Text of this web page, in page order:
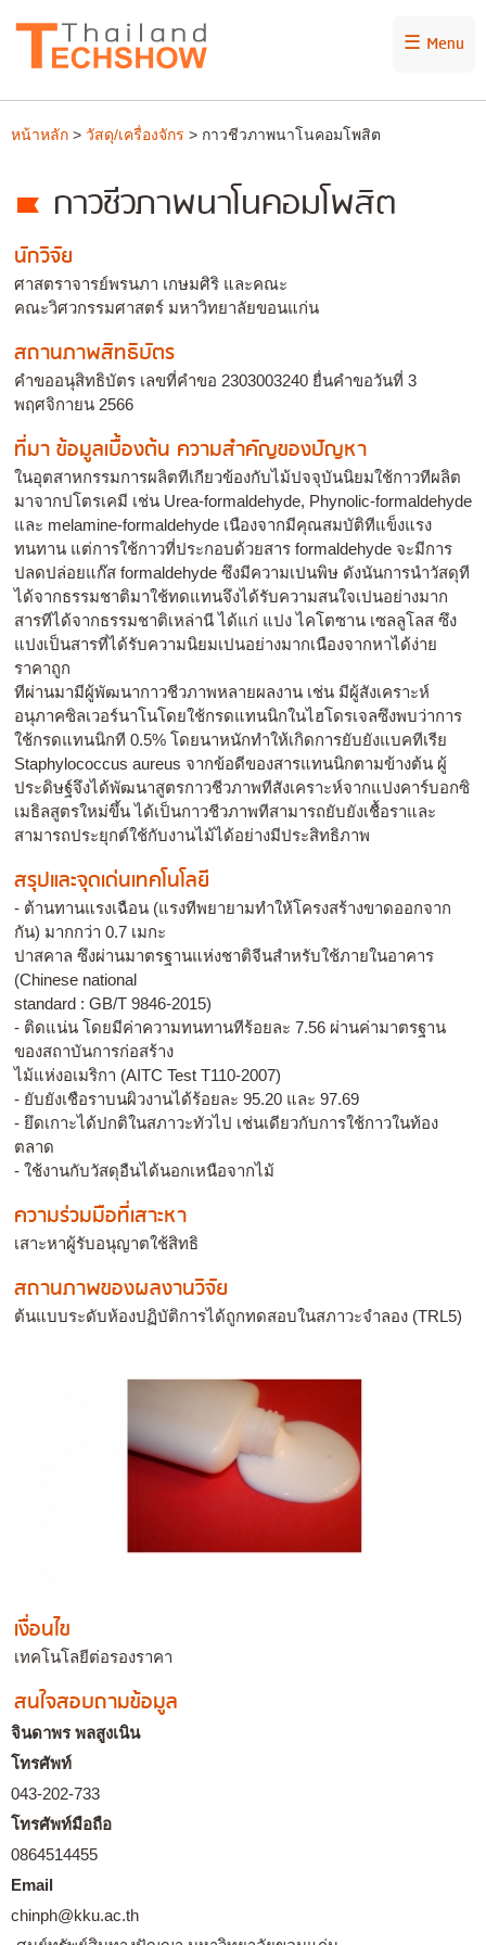
☰ Menu
หน้าหลัก > วัสดุ/เครื่องจักร > กาวชีวภาพนาโนคอมโพสิต
กาวชีวภาพนาโนคอมโพสิต
นักวิจัย
ศาสตราจารย์พรนภา เกษมศิริ และคณะ
คณะวิศวกรรมศาสตร์ มหาวิทยาลัยขอนแก่น
สถานภาพสิทธิบัตร
คำขออนุสิทธิบัตร เลขที่คำขอ 2303003240 ยื่นคำขอวันที่ 3
พฤศจิกายน 2566
ที่มา ข้อมูลเบื้องต้น ความสำคัญของปัญหา
ในอุตสาหกรรมการผลิตทีเกียวข้องกับไม้ปจจุบันนิยมใช้กาวทีผลิต
มาจากปโตรเคมี เช่น Urea-formaldehyde, Phynolic-formaldehyde
และ melamine-formaldehyde เนืองจากมีคุณสมบัติทีแข็งแรง
ทนทาน แต่การใช้กาวที่ประกอบด้วยสาร formaldehyde จะมีการ
ปลดปล่อยแก๊ส formaldehyde ซึงมีความเปนพิษ ดังนันการนําวัสดุที
ได้จากธรรมชาติมาใช้ทดแทนจึงได้รับความสนใจเปนอย่างมาก
สารทีได้จากธรรมชาติเหล่านี ได้แก่ แปง ไคโตซาน เซลลูโลส ซึง
แปงเป็นสารที่ได้รับความนิยมเปนอย่างมากเนืองจากหาได้ง่าย
ราคาถูก
ทีผ่านมามีผู้พัฒนากาวชีวภาพหลายผลงาน เช่น มีผู้สังเคราะห์
อนุภาคซิลเวอร์นาโนโดยใช้กรดแทนนิกในไฮโดรเจลซึงพบว่าการ
ใช้กรดแทนนิกที 0.5% โดยนาหนักทําให้เกิดการยับยังแบคทีเรีย
Staphylococcus aureus จากข้อดีของสารแทนนิกตามข้างต้น ผู้
ประดิษฐ์จึงได้พัฒนาสูตรกาวชีวภาพทีสังเคราะห์จากแปงคาร์บอกซิ
เมธิลสูตรใหม่ขึ้น ได้เป็นกาวชีวภาพทีสามารถยับยังเชื้อราและ
สามารถประยุกต์ใช้กับงานไม้ได้อย่างมีประสิทธิภาพ
สรุปและจุดเด่นเทคโนโลยี
- ต้านทานแรงเฉือน (แรงทีพยายามทําให้โครงสร้างขาดออกจาก
กัน) มากกว่า 0.7 เมกะ
ปาสคาล ซึงผ่านมาตรฐานแห่งชาติจีนสําหรับใช้ภายในอาคาร
(Chinese national
standard : GB/T 9846-2015)
- ติดแน่น โดยมีค่าความทนทานทีร้อยละ 7.56 ผ่านค่ามาตรฐาน
ของสถาบันการก่อสร้าง
ไม้แห่งอเมริกา (AITC Test T110-2007)
- ยับยังเชือราบนผิวงานได้ร้อยละ 95.20 และ 97.69
- ยึดเกาะได้ปกติในสภาวะทัวไป เช่นเดียวกับการใช้กาวในท้อง
ตลาด
- ใช้งานกับวัสดุอืนได้นอกเหนือจากไม้
ความร่วมมือที่เสาะหา
เสาะหาผู้รับอนุญาตใช้สิทธิ
สถานภาพของผลงานวิจัย
ต้นแบบระดับห้องปฏิบัติการได้ถูกทดสอบในสภาวะจำลอง (TRL5)
เงื่อนไข
เทคโนโลยีต่อรองราคา
สนใจสอบถามข้อมูล
จินดาพร พลสูงเนิน
โทรศัพท์
043-202-733
โทรศัพท์มือถือ
0864514455
Email
chinph@kku.ac.th